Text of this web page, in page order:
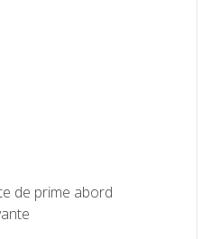
de prime abord